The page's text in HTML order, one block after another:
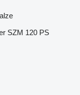
SZM 120 PS